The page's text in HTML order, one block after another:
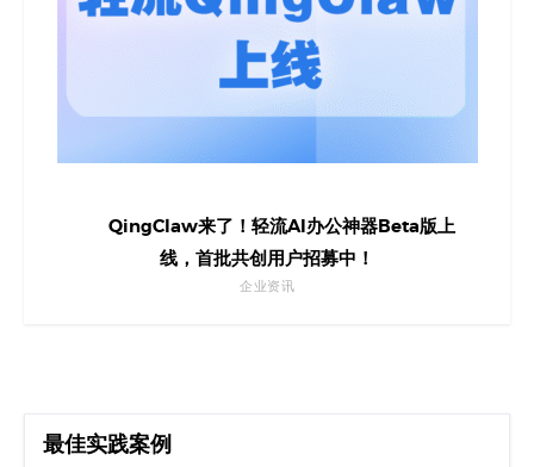
QingClaw来了！轻流AI办公神器Beta版上
线，首批共创用户招募中！
企业资讯
最佳实践案例